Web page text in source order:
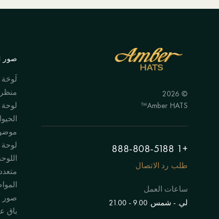
© 2026
Amber HATS™
+1 888-808-5188
طلب رد الاتصال
ساعات العمل
لي. - شمس. 9.00 - 21.00
صور
لَوحَة
لوحة
لوحة
صور
باق